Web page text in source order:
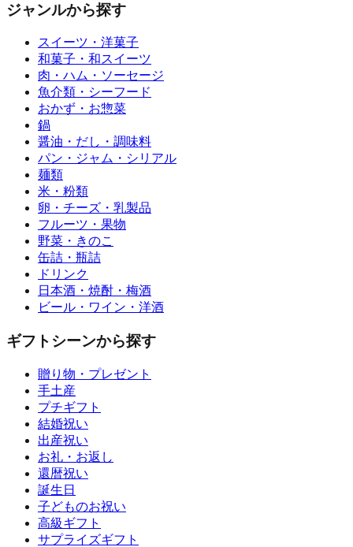
ジャンルから探す
スイーツ・洋菓子
和菓子・和スイーツ
肉・ハム・ソーセージ
魚介類・シーフード
おかず・お惣菜
鍋
醤油・だし・調味料
パン・ジャム・シリアル
麺類
米・粉類
卵・チーズ・乳製品
フルーツ・果物
野菜・きのこ
缶詰・瓶詰
ドリンク
日本酒・焼酎・梅酒
ビール・ワイン・洋酒
ギフトシーンから探す
贈り物・プレゼント
手土産
プチギフト
結婚祝い
出産祝い
お礼・お返し
還暦祝い
誕生日
子どものお祝い
高級ギフト
サプライズギフト